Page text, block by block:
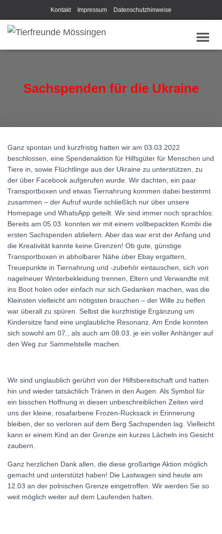
Kontakt Impressum Datenschutzhinweise
Sachspenden für die Ukraine
Ganz spontan und kurzfristig hatten wir am 03.03.2022
beschlossen, eine Spendenaktion für Hilfsgüter für Menschen und
Tiere in, sowie Flüchtlinge aus der Ukraine zu unterstützen, zu
der über Facebook aufgerufen wurde. Wir dachten, ein paar
Transportboxen und etwas Tiernahrung kommen dabei bestimmt
zusammen – der Aufruf wurde schließlich nur über unsere
Homepage und WhatsApp geteilt. Wir sind immer noch sprachlos:
Bereits am 05.03. konnten wir mit einem vollbepackten Kombi die
ersten Sachspenden abliefern. Aber das war erst der Anfang und
die Kreativität kannte keine Grenzen! Ob gute, günstige
Transportboxen in abholbarer Nähe über Ebay ergattern,
Treuepunkte in Tiernahrung und -zubehör eintauschen, sich von
nagelneuer Winterbekleidung trennen, Eltern und Verwandte mit
ins Boot holen oder einfach nur sich Gedanken machen, was die
Kleinsten vielleicht am nötigsten brauchen – der Wille zu helfen
war überall zu spüren. Selbst die kurzfristige Ergänzung um
Kindersitze fand eine unglaubliche Resonanz. Am Ende konnten
sich sowohl am 07., als auch am 08.03. je ein voller Anhänger auf
den Weg zur Sammelstelle machen.
Wir sind unglaublich gerührt von der Hilfsbereitschaft und hatten
hin und wieder tatsächlich Tränen in den Augen. Als Symbol für
ein bisschen Hoffnung in diesen unbeschreiblichen Zeiten wird
uns der kleine, rosafarbene Frozen-Rucksack in Erinnerung
bleiben, der so verloren auf dem Berg Sachspenden lag. Vielleicht
kann er einem Kind an der Grenze ein kurzes Lächeln ins Gesicht
zaubern.
Ganz herzlichen Dank allen, die diese großartige Aktion möglich
gemacht und unterstützt haben! Die Lastwagen sind heute am
12.03 an der polnischen Grenze eingetroffen. Wir werden Sie so
weit möglich weiter auf dem Laufenden halten.